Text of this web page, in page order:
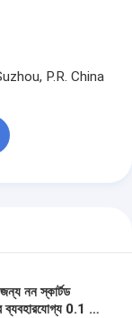
P.R. China
নন স্কার্টড
0.1 মিলি